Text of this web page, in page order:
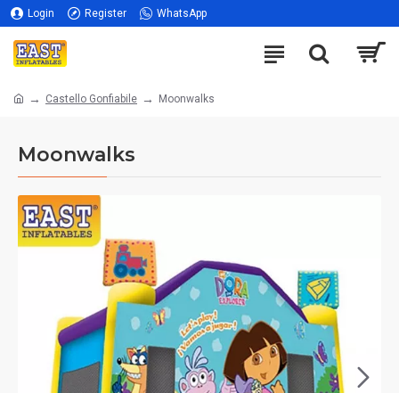
Login Register WhatsApp
Castello Gonfiabile Moonwalks
Moonwalks